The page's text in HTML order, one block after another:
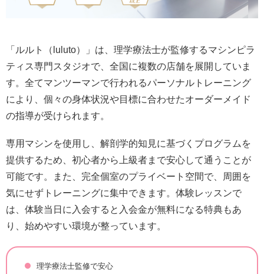
「ルルト（luluto）」は、理学療法士が監修するマシンピラ
ティス専門スタジオで、全国に複数の店舗を展開していま
す。全てマンツーマンで行われるパーソナルトレーニング
により、個々の身体状況や目標に合わせたオーダーメイド
の指導が受けられます。
専用マシンを使用し、解剖学的知見に基づくプログラムを
提供するため、初心者から上級者まで安心して通うことが
可能です。また、完全個室のプライベート空間で、周囲を
気にせずトレーニングに集中できます。体験レッスンで
は、体験当日に入会すると入会金が無料になる特典もあ
り、始めやすい環境が整っています。
理学療法士監修で安心